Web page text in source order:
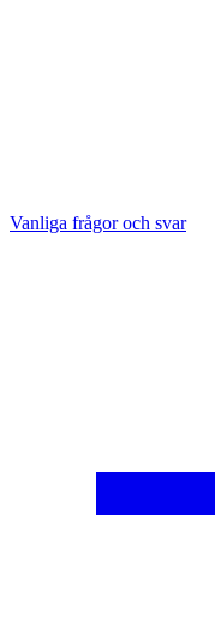
Vanliga frågor och svar